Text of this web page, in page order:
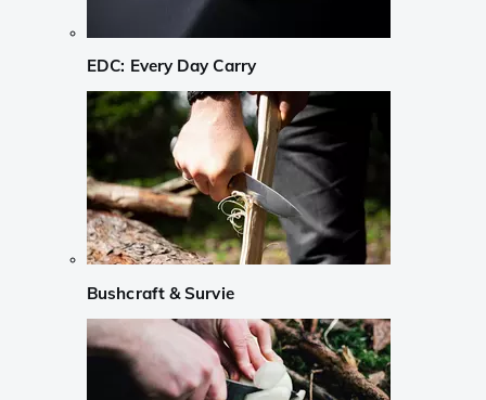
EDC: Every Day Carry
Bushcraft & Survie